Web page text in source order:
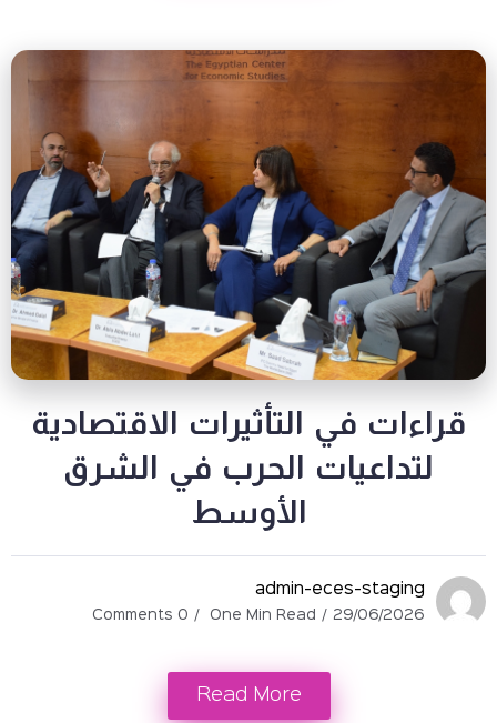
في التأثيرات الاقتصادية
الحرب في الشرق
الأوسط
admin-eces-
29/06/
One Min Read
0 Comments
Read More